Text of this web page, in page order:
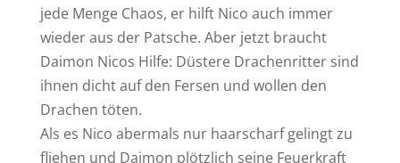
jede Menge Chaos, er hilft Nico auch immer
wieder aus der Patsche. Aber jetzt braucht
Daimon Nicos Hilfe: Düstere Drachenritter sind
ihnen dicht auf den Fersen und wollen den
Drachen töten.
Als es Nico abermals nur haarscharf gelingt zu
fliehen und Daimon plötzlich seine Feuerkraft